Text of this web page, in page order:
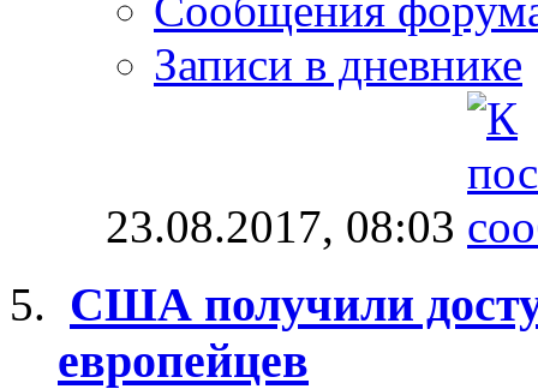
Записи в дневнике
23.08.2017, 08:03
США получили
европейцев